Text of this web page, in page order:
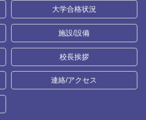
大学合格状況
施設/設備
校長挨拶
連絡/アクセス